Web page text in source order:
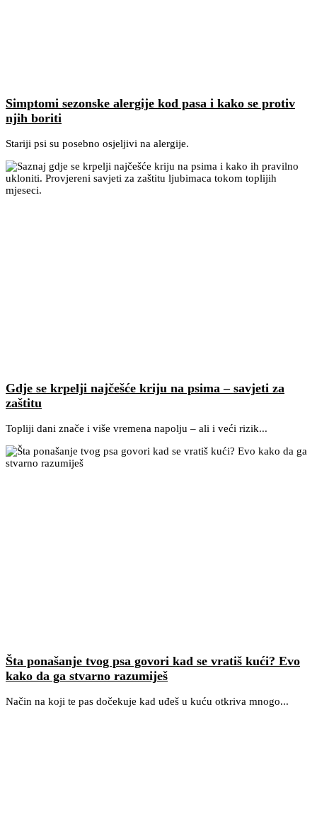
Simptomi sezonske alergije kod pasa i kako se protiv
njih boriti
Stariji psi su posebno osjeljivi na alergije.
Gdje se krpelji najčešće kriju na psima – savjeti za
zaštitu
Topliji dani znače i više vremena napolju – ali i veći rizik...
Šta ponašanje tvog psa govori kad se vratiš kući? Evo
kako da ga stvarno razumiješ
Način na koji te pas dočekuje kad uđeš u kuću otkriva mnogo...